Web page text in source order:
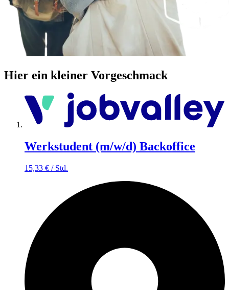
Hier ein kleiner Vorgeschmack
Werkstudent (m/w/d) Backoffice
15,33 € / Std.